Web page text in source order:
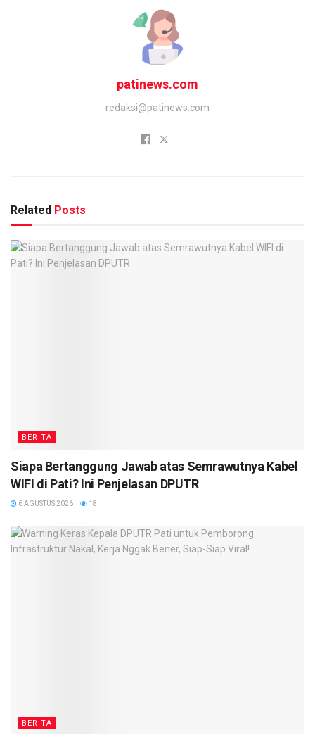
patinews.com
redaksi@patinews.com
Related Posts
BERITA
Siapa Bertanggung Jawab atas Semrawutnya Kabel
WIFI di Pati? Ini Penjelasan DPUTR
6 AGUSTUS 2026 18
BERITA